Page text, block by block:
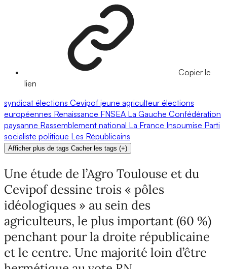
Copier le
lien
syndicat élections Cevipof jeune agriculteur élections
européennes Renaissance FNSEA La Gauche Confédération
paysanne Rassemblement national La France Insoumise Parti
socialiste politique Les Républicains
Afficher plus de tags Cacher les tags (+)
Une étude de l’Agro Toulouse et du
Cevipof dessine trois « pôles
idéologiques » au sein des
agriculteurs, le plus important (60 %)
penchant pour la droite républicaine
et le centre. Une majorité loin d’être